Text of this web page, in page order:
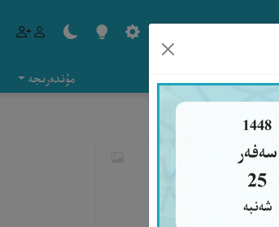
1448
سەفەر
25
شەنبە
مۇندەرىجە
الْأَمْرُ يَكْرَهُهُ قَالَ: